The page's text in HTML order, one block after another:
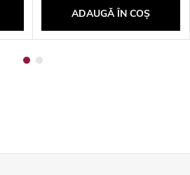
ADAUGĂ ÎN COŞ